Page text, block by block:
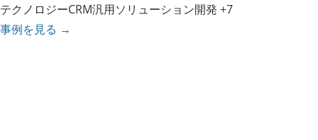
テクノロジーCRM汎用ソリューション開発 +7
事例を見る →